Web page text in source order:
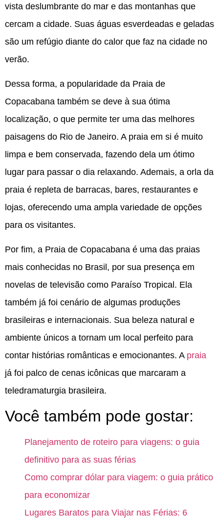
vista deslumbrante do mar e das montanhas que
cercam a cidade. Suas águas esverdeadas e geladas
são um refúgio diante do calor que faz na cidade no
verão.
Dessa forma, a popularidade da Praia de
Copacabana também se deve à sua ótima
localização, o que permite ter uma das melhores
paisagens do Rio de Janeiro. A praia em si é muito
limpa e bem conservada, fazendo dela um ótimo
lugar para passar o dia relaxando. Ademais, a orla da
praia é repleta de barracas, bares, restaurantes e
lojas, oferecendo uma ampla variedade de opções
para os visitantes.
Por fim, a Praia de Copacabana é uma das praias
mais conhecidas no Brasil, por sua presença em
novelas de televisão como Paraíso Tropical. Ela
também já foi cenário de algumas produções
brasileiras e internacionais. Sua beleza natural e
ambiente únicos a tornam um local perfeito para
contar histórias românticas e emocionantes. A praia
já foi palco de cenas icônicas que marcaram a
teledramaturgia brasileira.
Você também pode gostar:
Planejamento de roteiro para viagens: o guia
definitivo para as suas férias
Como comprar dólar para viagem: o guia prático
para economizar
Lugares Baratos para Viajar nas Férias: 6